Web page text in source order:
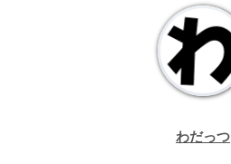
わだっつ